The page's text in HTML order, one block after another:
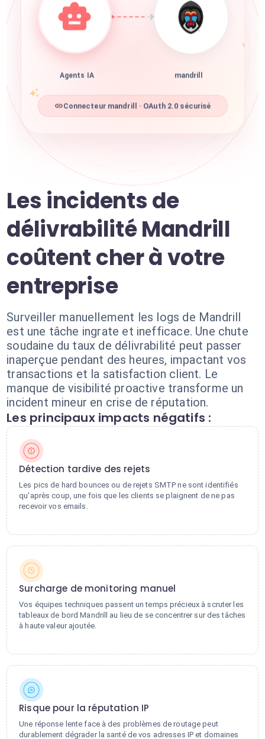
Agents IA mandrill
Connecteur mandrill · OAuth 2.0 sécurisé
Les incidents de
délivrabilité Mandrill
coûtent cher à votre
entreprise
Surveiller manuellement les logs de Mandrill
est une tâche ingrate et inefficace. Une chute
soudaine du taux de délivrabilité peut passer
inaperçue pendant des heures, impactant vos
transactions et la satisfaction client. Le
manque de visibilité proactive transforme un
incident mineur en crise de réputation.
Les principaux impacts négatifs :
Détection tardive des rejets
Les pics de hard bounces ou de rejets SMTP ne sont identifiés
qu'après coup, une fois que les clients se plaignent de ne pas
recevoir vos emails.
Surcharge de monitoring manuel
Vos équipes techniques passent un temps précieux à scruter les
tableaux de bord Mandrill au lieu de se concentrer sur des tâches
à haute valeur ajoutée.
Risque pour la réputation IP
Une réponse lente face à des problèmes de routage peut
durablement dégrader la santé de vos adresses IP et domaines